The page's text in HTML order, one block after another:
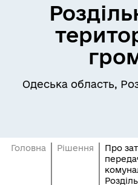
Одеська область,
Головна Рішення
Про